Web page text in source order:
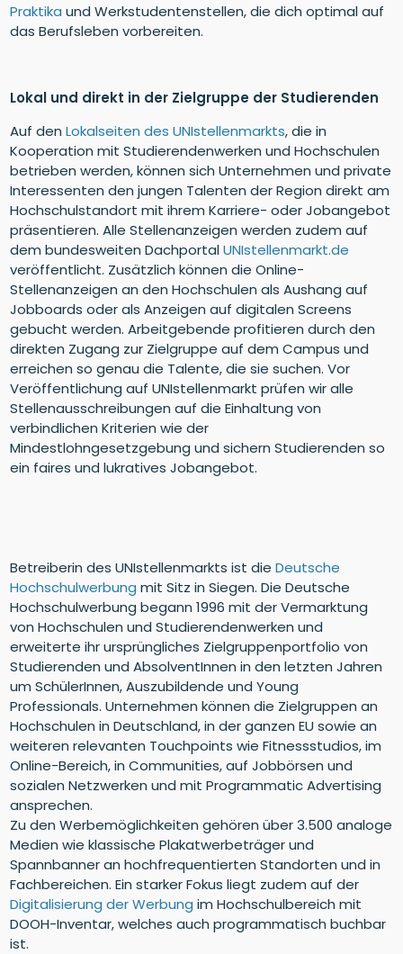
Praktika und Werkstudentenstellen, die dich optimal auf
das Berufsleben vorbereiten.
Lokal und direkt in der Zielgruppe der Studierenden
Auf denLokalseiten des UNIstellenmarkts, die in
Kooperation mit Studierendenwerken und Hochschulen
betrieben werden, können sich Unternehmen und private
Interessenten den jungen Talenten der Region direkt am
Hochschulstandort mit ihrem Karriere- oder Jobangebot
präsentieren. Alle Stellenanzeigen werden zudem auf
dem bundesweiten DachportalUNIstellenmarkt.de
veröffentlicht. Zusätzlich können die Online-
Stellenanzeigen an den Hochschulen als Aushang auf
Jobboards oder als Anzeigen auf digitalen Screens
gebucht werden. Arbeitgebende profitieren durch den
direkten Zugang zur Zielgruppe auf dem Campus und
erreichen so genau die Talente, die sie suchen. Vor
Veröffentlichung auf UNIstellenmarkt prüfen wir alle
Stellenausschreibungen auf die Einhaltung von
verbindlichen Kriterien wie der
Mindestlohngesetzgebung und sichern Studierenden so
ein faires und lukratives Jobangebot.
Betreiberin des UNIstellenmarkts ist dieDeutsche
Hochschulwerbung mit Sitz in Siegen. Die Deutsche
Hochschulwerbung begann 1996 mit der Vermarktung
von Hochschulen und Studierendenwerken und
erweiterte ihr ursprüngliches Zielgruppenportfolio von
Studierenden und AbsolventInnen in den letzten Jahren
um SchülerInnen, Auszubildende und Young
Professionals. Unternehmen können die Zielgruppen an
Hochschulen in Deutschland, in der ganzen EU sowie an
weiteren relevanten Touchpoints wie Fitnessstudios, im
Online-Bereich, in Communities, auf Jobbörsen und
sozialen Netzwerken und mit Programmatic Advertising
ansprechen.
Zu den Werbemöglichkeiten gehören über 3.500 analoge
Medien wie klassische Plakatwerbeträger und
Spannbanner an hochfrequentierten Standorten und in
Fachbereichen. Ein starker Fokus liegt zudem auf der
Digitalisierung der Werbung im Hochschulbereich mit
DOOH-Inventar, welches auch programmatisch buchbar
ist.